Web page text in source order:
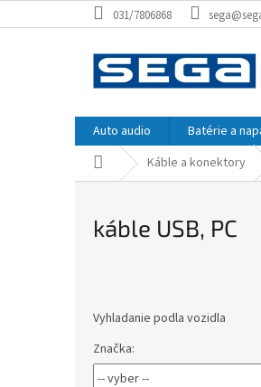
na
031/7806868
Auto audio Batérie a
DomovKáble a konektory
káble USB, PC
Vyhladanie podla vozidla
Značka: